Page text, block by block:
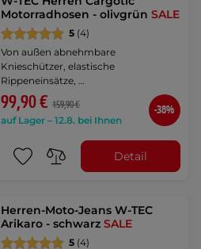
Motorradhosen - olivgrünSALE
5 (4)
Von außen abnehmbare
Knieschützer, elastische
Rippeneinsätze, …
99,90 € 159,90 €
auf Lager – 12.8. bei Ihnen
-38%
Detail
Herren-Moto-Jeans W-TEC
Arikaro - schwarzSALE
5 (4)